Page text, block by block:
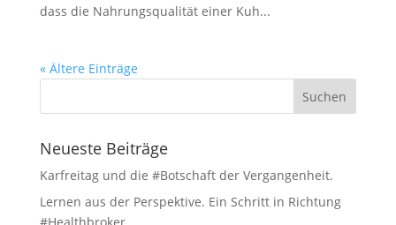
dass die Nahrungsqualität einer Kuh...
« Ältere Einträge
Neueste Beiträge
Karfreitag und die #Botschaft der Vergangenheit.
Lernen aus der Perspektive. Ein Schritt in Richtung